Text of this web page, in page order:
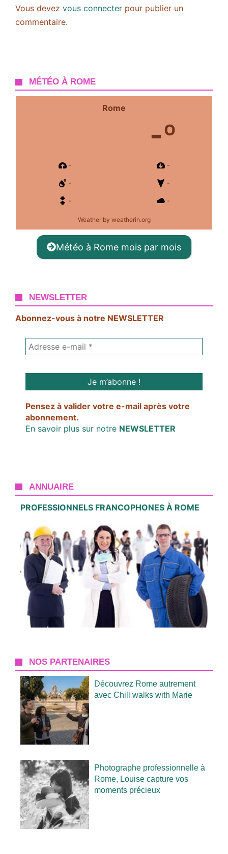
Vous devez vous connecter pour publier un
commentaire.
MÉTÉO À ROME
Rome
-º
- -
- -
- -
Weatherby weatherin.org
Météo à Rome mois par mois
NEWSLETTER
Abonnez-vous à notre NEWSLETTER
Pensez à valider votre e-mail après votre
abonnement.
En savoir plus sur notre NEWSLETTER
ANNUAIRE
PROFESSIONNELS FRANCOPHONES À ROME
NOS PARTENAIRES
Découvrez Rome autrement
avec Chill walks with Marie
Photographe professionnelle à
Rome, Louise capture vos
moments précieux